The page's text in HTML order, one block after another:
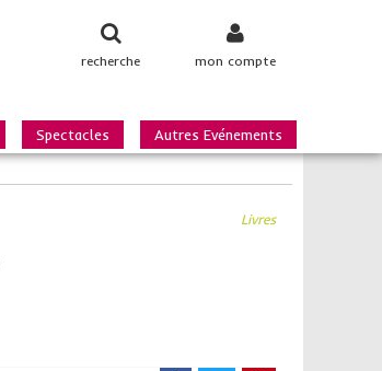
mon compte
recherche
Spectacles Autres Evénements
Livres